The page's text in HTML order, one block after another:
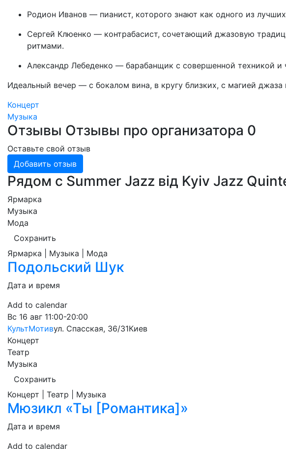
Родион Иванов — пианист, которого знают как одного из
Сергей Клюенко — контрабасист, сочетающий джазовую
ритмами.
Александр Лебеденко — барабанщик с совершенной техникой и
Идеальный вечер — с бокалом вина, в кругу близких, с магией
Концерт
Музыка
Отзывы Отзывы про организатора 0
Оставьте свой отзыв
Добавить отзыв
Рядом с Summer Jazz від Kyiv Jazz
Ярмарка
Музыка
Мода
Сохранить
Ярмарка | Музыка | Мода
Подольский Шук
Дата и время
Add to calendar
Вс 16 авг 11:00-20:00
КультМотивул. Спасская, 36/31Киев
Концерт
Театр
Музыка
Сохранить
Концерт | Театр | Музыка
Мюзикл «Ты [Романтика]»
Дата и время
Add to calendar